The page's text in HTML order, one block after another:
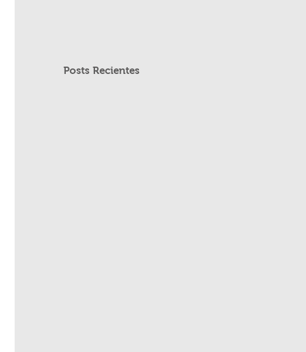
Posts Recientes